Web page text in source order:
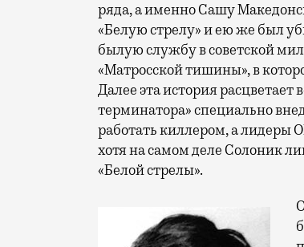
ряда, а именно Сашу
«Белую стрелу» и ею же был
былую службу в советской
«Матросской тишины», в
Далее эта история
терминатора» специально
работать киллером, а лидеры
хотя на самом деле Солоник
«Белой стрелы».